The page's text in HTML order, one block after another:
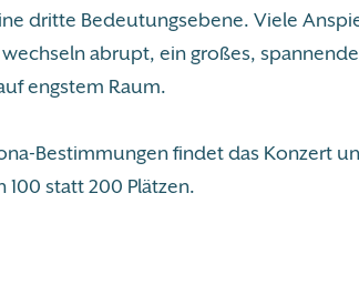
dritte Bedeutungsebene. Viele
abrupt, ein großes,
engstem Raum.
Bestimmungen findet das Konzert
statt 200 Plätzen.